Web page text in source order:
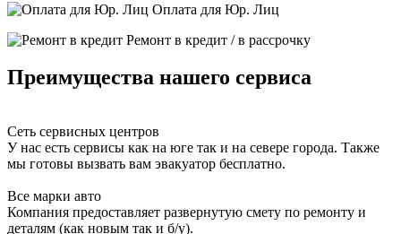
Оплата для Юр. Лиц
Ремонт в кредит / в рассрочку
Преимущества нашего сервиса
Сеть сервисных центров
У нас есть сервисы как на юге так и на севере города. Также
мы готовы вызвать вам эвакуатор бесплатно.
Все марки авто
Компания предоставляет развернутую смету по ремонту и
деталям (как новым так и б/у).